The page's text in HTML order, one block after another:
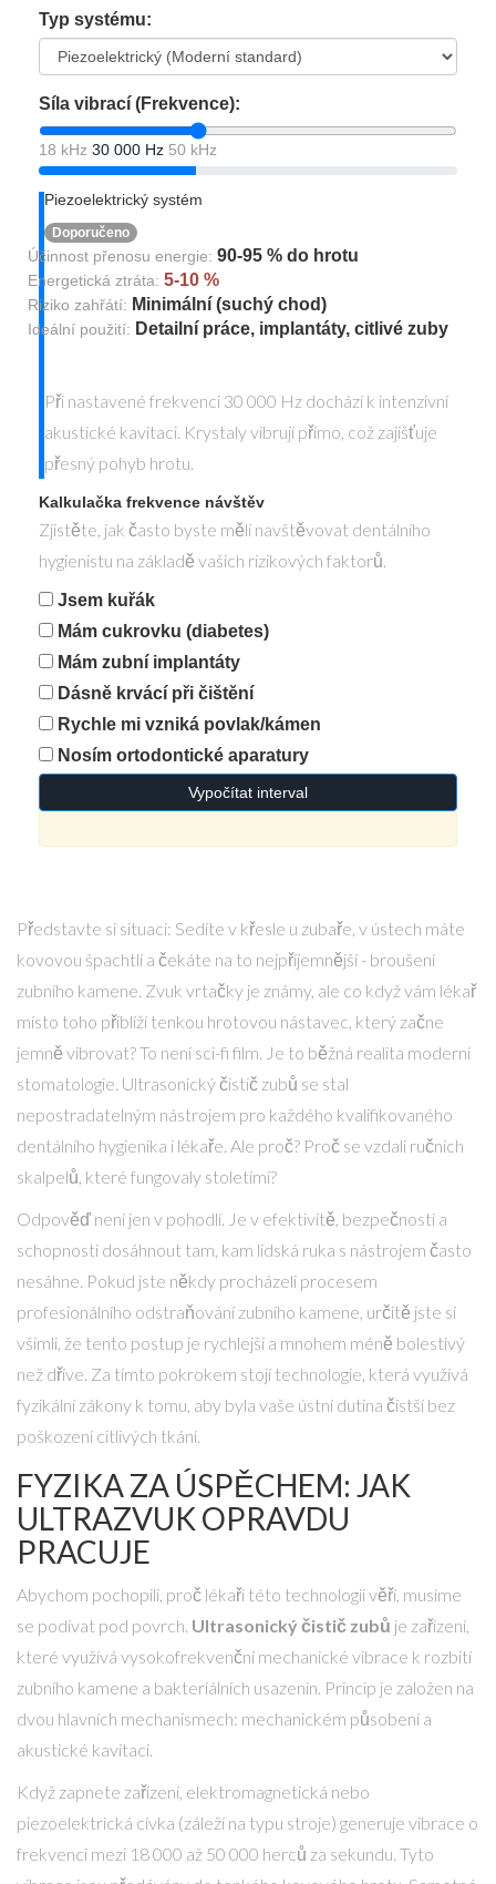
Typ systému:
Síla vibrací (Frekvence):
18 kHz 30 000 Hz 50 kHz
Piezoelektrický systém
Doporučeno
Účinnost přenosu energie: 90-95 % do hrotu
Energetická ztráta: 5-10 %
Riziko zahřátí: Minimální (suchý chod)
Ideální použití: Detailní práce, implantáty, citlivé zuby
Při nastavené frekvenci 30 000 Hz dochází k intenzivní
akustické kavitaci. Krystaly vibrují přímo, což zajišťuje
přesný pohyb hrotu.
Kalkulačka frekvence návštěv
Zjistěte, jak často byste měli navštěvovat dentálního
hygienistu na základě vašich rizikových faktorů.
Jsem kuřák
Mám cukrovku (diabetes)
Mám zubní implantáty
Dásně krvácí při čištění
Rychle mi vzniká povlak/kámen
Nosím ortodontické aparatury
Vypočítat interval
Představte si situaci: Sedíte v křesle u zubaře, v ústech máte
kovovou špachtlí a čekáte na to nejpříjemnější - broušení
zubního kamene. Zvuk vrtačky je známy, ale co když vám lékař
místo toho přiblíží tenkou hrotovou nástavec, který začne
jemně vibrovat? To není sci-fi film. Je to běžná realita moderní
stomatologie. Ultrasonický čistič zubů se stal
nepostradatelným nástrojem pro každého kvalifikovaného
dentálního hygienika i lékaře. Ale proč? Proč se vzdali ručních
skalpelů, které fungovaly stoletími?
Odpověď není jen v pohodlí. Je v efektivitě, bezpečnosti a
schopnosti dosáhnout tam, kam lidská ruka s nástrojem často
nesáhne. Pokud jste někdy procházeli procesem
profesionálního odstraňování zubního kamene, určitě jste si
všimli, že tento postup je rychlejší a mnohem méně bolestivý
než dříve. Za tímto pokrokem stojí technologie, která využívá
fyzikální zákony k tomu, aby byla vaše ústní dutina čistší bez
poškození citlivých tkání.
FYZIKA ZA ÚSPĚCHEM: JAK
ULTRAZVUK OPRAVDU
PRACUJE
Abychom pochopili, proč lékaři této technologii věří, musíme
se podívat pod povrch. Ultrasonický čistič zubů je zařízení,
které využívá vysokofrekvenční mechanické vibrace k rozbití
zubního kamene a bakteriálních usazenin. Princip je založen na
dvou hlavních mechanismech: mechanickém působení a
akustické kavitaci.
Když zapnete zařízení, elektromagnetická nebo
piezoelektrická cívka (záleží na typu stroje) generuje vibrace o
frekvenci mezi 18 000 až 50 000 herců za sekundu. Tyto